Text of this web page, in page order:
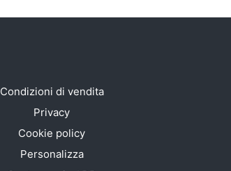
Condizioni di vendita
Privacy
Cookie policy
Personalizza